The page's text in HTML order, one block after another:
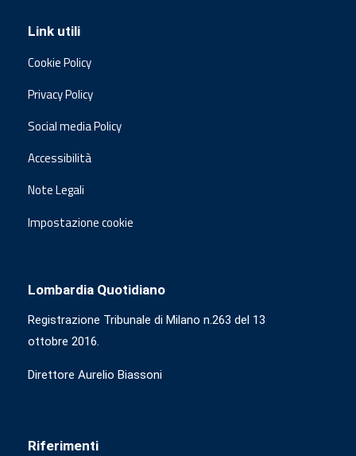
Link utili
Cookie Policy
Privacy Policy
Social media Policy
Accessibilità
Note Legali
Impostazione cookie
Lombardia Quotidiano
Registrazione Tribunale di Milano n.263 del 13
ottobre 2016.
Direttore Aurelio Biassoni
Riferimenti